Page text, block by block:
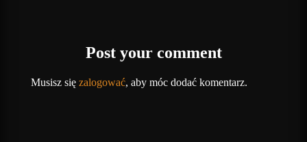
Post your comment
Musisz się zalogować, aby móc dodać komentarz.